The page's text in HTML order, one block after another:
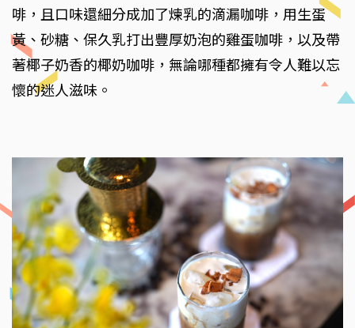
啡，且口味還細分成加了煉乳的滴漏咖啡，用生蛋
黃、砂糖、保久乳打出豐厚奶泡的雞蛋咖啡，以及帶
著椰子奶香的椰奶咖啡，無論哪種都擁有令人難以忘
懷的迷人滋味。